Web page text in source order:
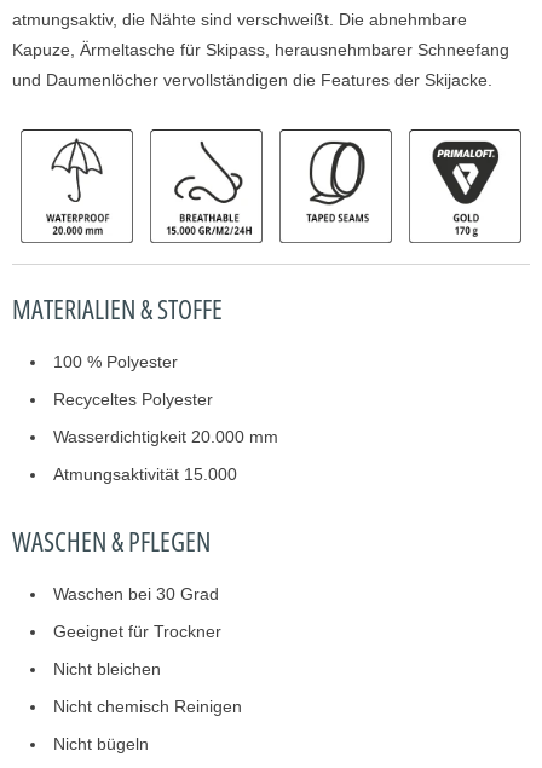
atmungsaktiv, die Nähte sind verschweißt. Die abnehmbare
Kapuze, Ärmeltasche für Skipass, herausnehmbarer Schneefang
und Daumenlöcher vervollständigen die Features der Skijacke.
MATERIALIEN & STOFFE
100 % Polyester
Recyceltes Polyester
Wasserdichtigkeit 20.000 mm
Atmungsaktivität 15.000
WASCHEN & PFLEGEN
Waschen bei 30 Grad
Geeignet für Trockner
Nicht bleichen
Nicht chemisch Reinigen
Nicht bügeln